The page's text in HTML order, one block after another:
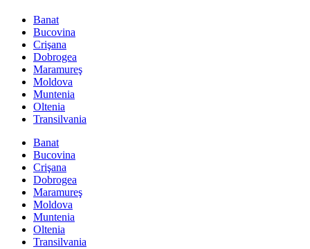
Banat
Bucovina
Crişana
Dobrogea
Maramureş
Moldova
Muntenia
Oltenia
Transilvania
Banat
Bucovina
Crişana
Dobrogea
Maramureş
Moldova
Muntenia
Oltenia
Transilvania